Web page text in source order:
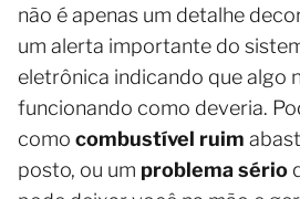
não é apenas um detalhe
um alerta importante do
eletrônica indicando que algo
funcionando como deveria.
como combustível ruim
posto, ou um problema sério